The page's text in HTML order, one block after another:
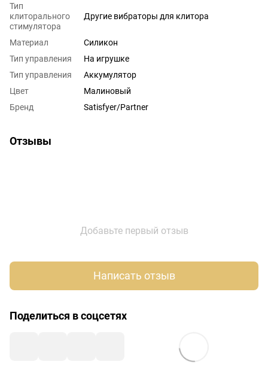
Тип
клиторального
стимулятора
Другие вибраторы для клитора
Материал
Силикон
Тип управления
На игрушке
Тип управления
Аккумулятор
Цвет
Малиновый
Бренд
Satisfyer/Partner
Отзывы
Добавьте первый отзыв
Написать отзыв
Поделиться в соцсетях